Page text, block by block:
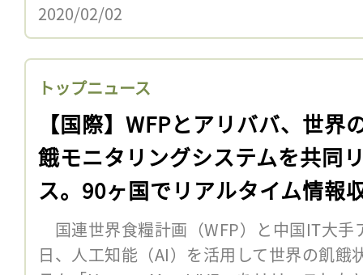
2020/02/02
トップニュース
【国際】WFPとアリババ、世界
餓モニタリングシステムを共同
ス。90ヶ国でリアルタイム情報
国連世界食糧計画（WFP）と中国IT大手
日、人工知能（AI）を活用して世界の飢餓